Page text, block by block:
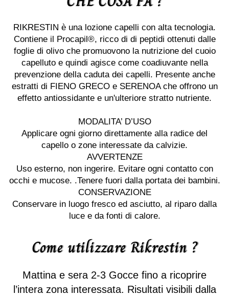
RIKRESTIN è una lozione capelli con alta tecnologia.
Contiene il Procapil®, ricco di di peptidi ottenuti dalle
foglie di olivo che promuovono la nutrizione del cuoio
capelluto e quindi agisce come coadiuvante nella
prevenzione della caduta dei capelli. Presente anche
estratti di FIENO GRECO e SERENOA che offrono un
effetto antiossidante e un'ulteriore stratto nutriente.
MODALITA’ D’USO
Applicare ogni giorno direttamente alla radice del
capello o zone interessate da calvizie.
AVVERTENZE
Uso esterno, non ingerire. Evitare ogni contatto con
occhi e mucose. .Tenere fuori dalla portata dei bambini.
CONSERVAZIONE
Conservare in luogo fresco ed asciutto, al riparo dalla
luce e da fonti di calore.
Come utilizzare Rikrestin ?
Mattina e sera 2-3 Gocce fino a ricoprire
l’intera zona interessata. Risultati visibili dalla